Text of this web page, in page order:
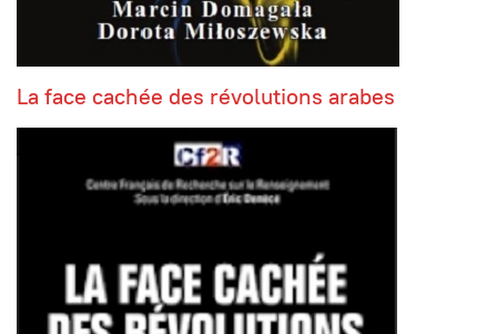
La face cachée des révolutions arabes